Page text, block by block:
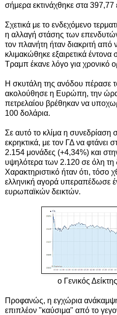
σήμερα εκτινάχθηκε στα 397,77
Σχετικά με το ενδεχόμενο
η αλλαγή στάσης των
τον πλανήτη ήταν διακριτή από
κλιμακώθηκε εξαιρετικά
Τραμπ έκανε λόγο για χρονικό
Η σκυτάλη της ανόδου πέρασε
ακολούθησε η Ευρώπη, την ώρα
πετρελαίου βρέθηκαν να
100 δολάρια.
Σε αυτό το κλίμα η συνεδρίαση
εκρηκτικά, με τον ΓΔ να φτάνει
2.154 μονάδες (+4,34%) και
υψηλότερα των 2.120 σε όλη τη
Χαρακτηριστικό ήταν ότι, τόσο
ελληνική αγορά υπεραπέδωσε
ευρωπαϊκών δεικτών.
ο Γενικός
Προφανώς, η εγχώρια
επιπλέον "καύσιμα" από το